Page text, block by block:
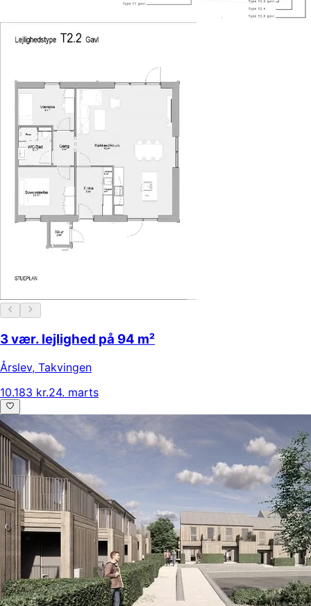
3 vær. lejlighed på 94 m²
Årslev, Takvingen
10.183 kr.24. marts